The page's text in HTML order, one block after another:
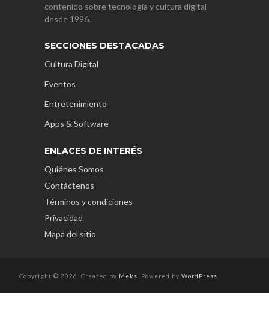
contenido sobre tecnología y cultura digital
desde 1996.
SECCIONES DESTACADAS
Cultura Digital
Eventos
Entretenimiento
Apps & Software
ENLACES DE INTERÉS
Quiénes Somos
Contáctenos
Términos y condiciones
Privacidad
Mapa del sitio
Copyright © 2026. Created by Meks . Powered by WordPress